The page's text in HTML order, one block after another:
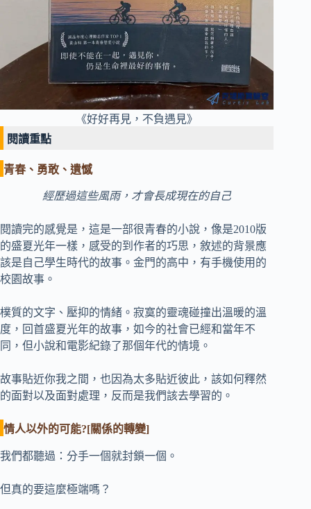
《好好再見，不負遇見》
閱讀重點
青春、勇敢、遺憾
經歷過這些風雨，才會長成現在的自己
閱讀完的感覺是，這是一部很青春的小說，像是2010版
的盛夏光年一樣，感受的到作者的巧思，敘述的背景應
該是自己學生時代的故事。金門的高中，有手機使用的
校園故事。
樸質的文字、壓抑的情緒。寂寞的靈魂碰撞出溫暖的溫
度，回首盛夏光年的故事，如今的社會已經和當年不
同，但小說和電影紀錄了那個年代的情境。
故事貼近你我之間，也因為太多貼近彼此，該如何釋然
的面對以及面對處理，反而是我們該去學習的。
情人以外的可能?[關係的轉變]
我們都聽過：分手一個就封鎖一個。
但真的要這麼極端嗎？